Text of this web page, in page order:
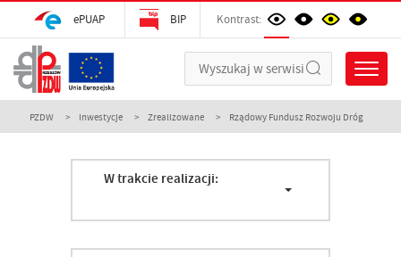
ePUAP BIP Kontrast:
PZDW Inwestycje Zrealizowane Rządowy Fundusz Rozwoju Dróg
W trakcie realizacji: